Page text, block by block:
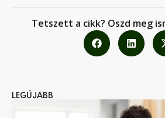
Tetszett a cikk? Oszd meg
LEGÚJABB